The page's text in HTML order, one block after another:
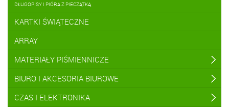
DŁUGOPISY I PIÓRA Z PIECZĄTKĄ
KARTKI ŚWIĄTECZNE
ARRAY
MATERIAŁY PIŚMIENNICZE
BIURO I AKCESORIA BIUROWE
CZAS I ELEKTRONIKA